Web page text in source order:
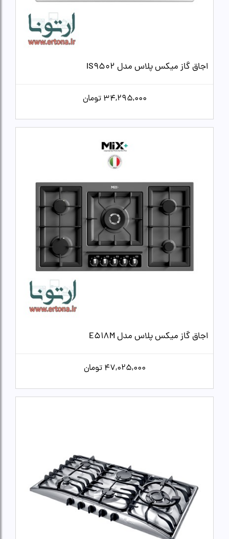
اجاق گاز میکس پلاس مدل IS9502
34,295,000 تومان
اجاق گاز میکس پلاس مدل E518M
47,025,000 تومان